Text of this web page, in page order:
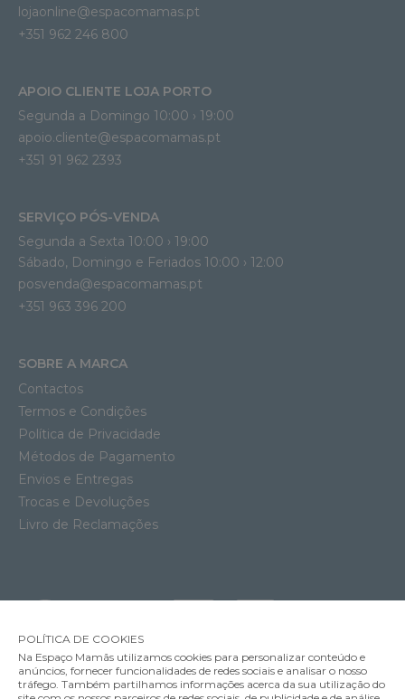
lojaonline@espacomamas.pt
+351 962 246 800
APOIO CLIENTE LOJA PORTO
Segunda a Domingo 10:00 › 19:00
apoio.cliente@espacomamas.pt
+351 91 962 2393
SERVIÇO PÓS-VENDA
Segunda a Sexta 10:00 › 19:00
Sábado, Domingo e Feriados 10:00 › 12:00
posvenda@espacomamas.pt
+351 963 396 200
SOBRE A MARCA
Contactos
Termos e Condições
Política de Privacidade
Métodos de Pagamento
Envios e Entregas
Trocas e Devoluções
Livro de Reclamações
POLÍTICA DE COOKIES
Na Espaço Mamãs utilizamos cookies para personalizar conteúdo e
anúncios, fornecer funcionalidades de redes sociais e analisar o nosso
tráfego. Também partilhamos informações acerca da sua utilização do